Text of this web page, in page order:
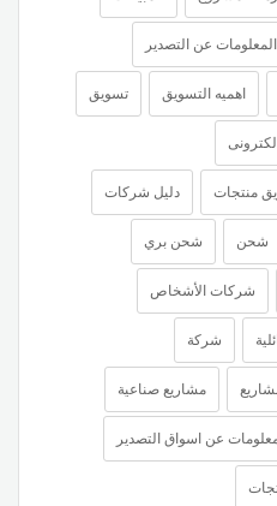
المعلومات عن التصدير
اهميه التسويق تسويق
منتجات دليل شركات
شحن شحن بري
شركات الأشخاص
شركة
مشاريع صناعية
عن اسواق التصدير